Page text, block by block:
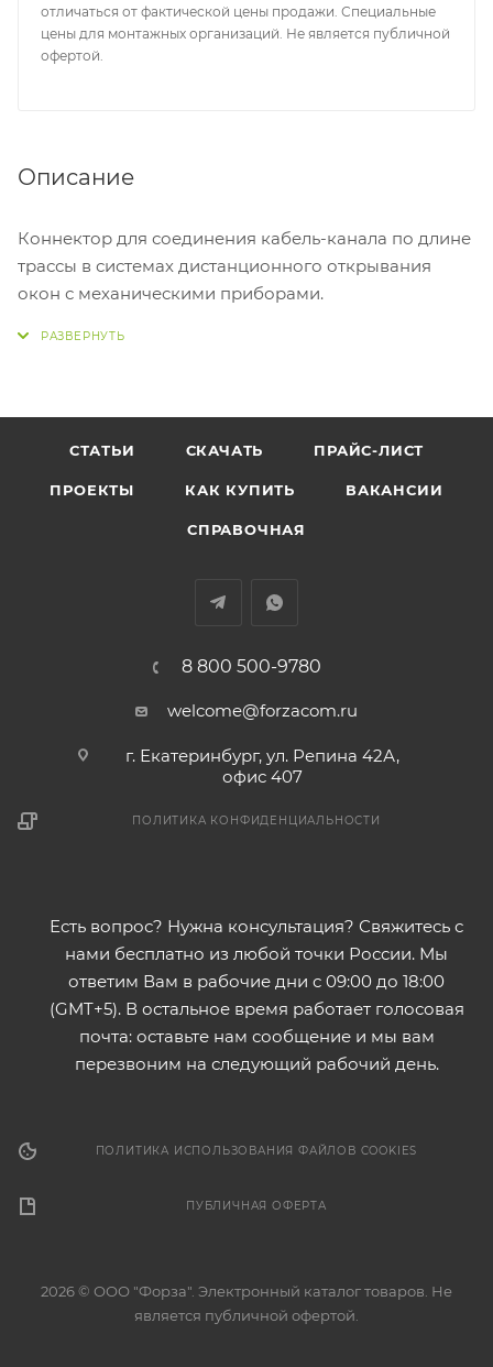
отличаться от фактической цены продажи. Специальные
цены для монтажных организаций. Не является публичной
офертой.
Описание
Коннектор для соединения кабель-канала по длине
трассы в системах дистанционного открывания
окон с механическими приборами.
СТАТЬИ СКАЧАТЬ ПРАЙС-ЛИСТ
ПРОЕКТЫ КАК КУПИТЬ ВАКАНСИИ
СПРАВОЧНАЯ
8 800 500-9780
welcome@forzacom.ru
г. Екатеринбург, ул. Репина 42А,
офис 407
ПОЛИТИКА КОНФИДЕНЦИАЛЬНОСТИ
Есть вопрос? Нужна консультация? Свяжитесь с
нами бесплатно из любой точки России. Мы
ответим Вам в рабочие дни с 09:00 до 18:00
(GMT+5). В остальное время работает голосовая
почта: оставьте нам сообщение и мы вам
перезвоним на следующий рабочий день.
ПОЛИТИКА ИСПОЛЬЗОВАНИЯ ФАЙЛОВ COOKIES
ПУБЛИЧНАЯ ОФЕРТА
2026 © ООО "Форза". Электронный каталог товаров. Не
является публичной офертой.